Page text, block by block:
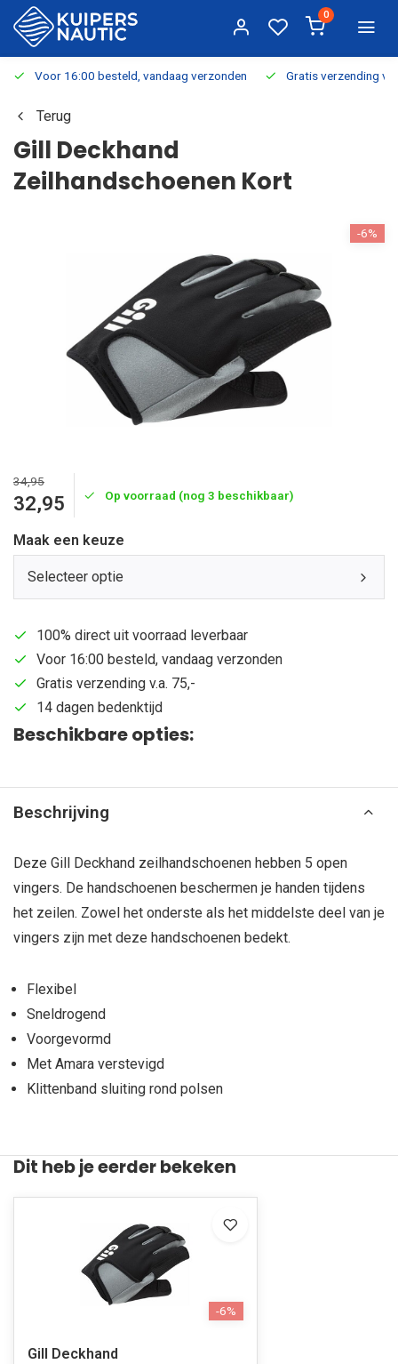
0
Voor 16:00 besteld, vandaag verzonden Gratis verzending
Terug
Gill Deckhand
Zeilhandschoenen Kort
-6%
34,95
32,95 Op voorraad (nog 3 beschikbaar)
Maak een keuze
Selecteer optie
100% direct uit voorraad leverbaar
Voor 16:00 besteld, vandaag verzonden
Gratis verzending v.a. 75,-
14 dagen bedenktijd
Beschikbare opties:
Beschrijving
Deze Gill Deckhand zeilhandschoenen hebben 5 open
vingers. De handschoenen beschermen je handen tijdens
het zeilen. Zowel het onderste als het middelste deel van je
vingers zijn met deze handschoenen bedekt.
Flexibel
Sneldrogend
Voorgevormd
Met Amara verstevigd
Klittenband sluiting rond polsen
Dit heb je eerder bekeken
-6%
Gill Deckhand